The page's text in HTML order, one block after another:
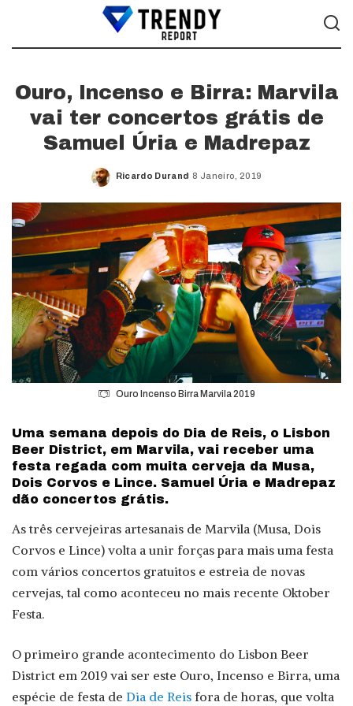
Ouro, Incenso e Birra: Marvila
vai ter concertos grátis de
Samuel Úria e Madrepaz
Posted
Ricardo Durand 8 Janeiro, 2019
Ouro Incenso Birra Marvila 2019
Uma semana depois do Dia de Reis, o Lisbon
Beer District, em Marvila, vai receber uma
festa regada com muita cerveja da Musa,
Dois Corvos e Lince. Samuel Úria e Madrepaz
dão concertos grátis.
As três cervejeiras artesanais de Marvila (Musa, Dois
Corvos e Lince) volta a unir forças para mais uma festa
com vários concertos gratuitos e estreia de novas
cervejas, tal como aconteceu no mais recente Oktober
Festa.
O primeiro grande acontecimento do Lisbon Beer
District em 2019 vai ser este Ouro, Incenso e Birra, uma
espécie de festa de Dia de Reis fora de horas, que volta